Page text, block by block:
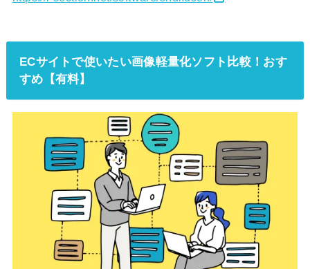
ECサイトで使いたい画像軽量化ソフト比較！おす
すめ【有料】